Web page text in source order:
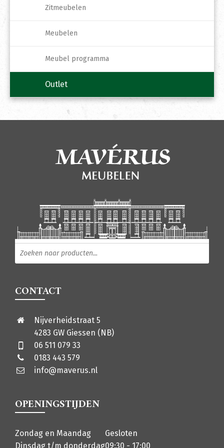
Zitmeubelen
Meubelen
Meubel programma
Outlet
Producten zoeken
CONTACT
Nijverheidstraat 5
4283 GW Giessen (NB)
06 511 079 33
0183 443 579
info@maverus.nl
OPENINGSTIJDEN
Zondag en Maandag
Gesloten
Dinsdag t/m donderdag09:30 - 17:00